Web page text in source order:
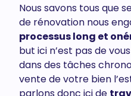
Nous savons tous que
de rénovation nous
processus long et
but ici n’est pas de
dans des tâches
vente de votre bien
parlons donc ici de